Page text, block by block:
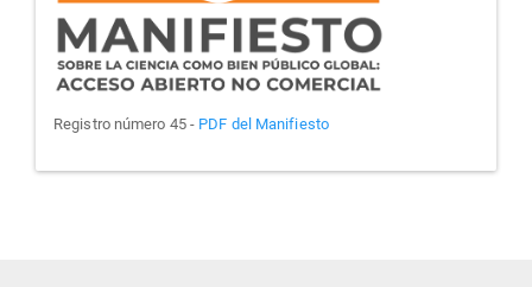
Registro número 45 - PDF del Manifiesto